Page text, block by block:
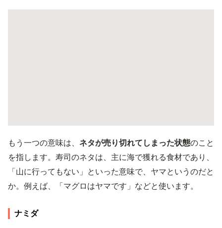
もう一つの意味は、 ネタが売り切れてしまった状態のこと
を指します。寿司のネタは、主に海で獲れる食材であり、
「山に行ってもない」といった意味で、ヤマというのだと
か。例えば、「マグロはヤマです」などと使います。
ナミダ